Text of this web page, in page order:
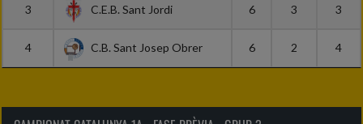
3 C.E.B. Sant Jordi 6 3 3
4 C.B. Sant Josep Obrer 6 2 4